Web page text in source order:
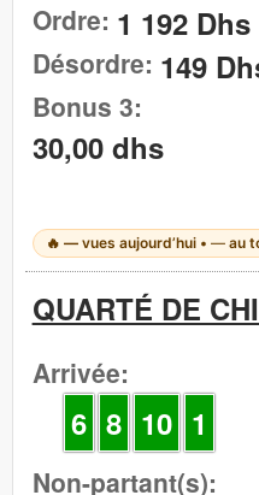
Ordre: 1 192 Dhs
Désordre: 149
Bonus 3:
30,00 dhs
🔥 —vues aujourd’hui • —au
QUARTÉ DE
Arrivée:
6 8 10 1
Non-partant(s):